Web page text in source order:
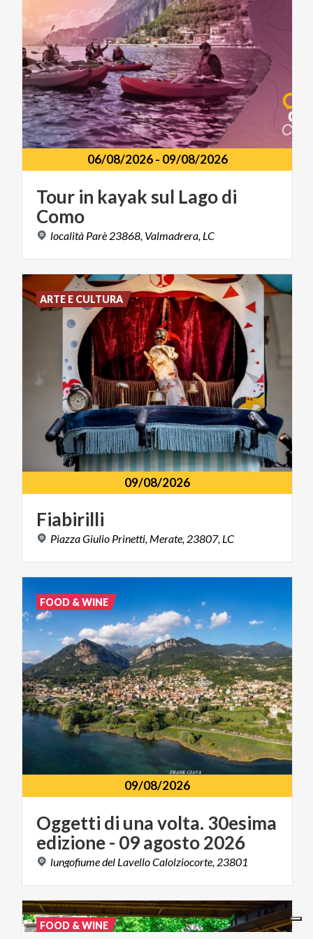
06/08/2026- 09/08/2026
Tour in kayak sul Lagodi
Como
località Parè 23868, Valmadrera, LC
09/08/2026
Fiabirilli
PiazzaGiulio Prinetti, Merate, 23807, LC
ARTE E CULTURA
09/08/2026
Oggetti di unavolta. 30esima
edizione- 09agosto2026
lungofiumedel LavelloCalolziocorte, 23801
FOOD & WINE
FOOD & WINE